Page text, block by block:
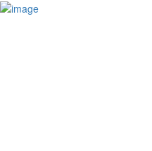
Cadastre sua Vidraçaria